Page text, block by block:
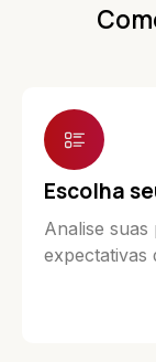
Escolha
Analise suas
expectativas